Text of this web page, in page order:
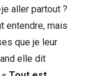
aller partout ?
entendre, mais
que je leur
elle dit